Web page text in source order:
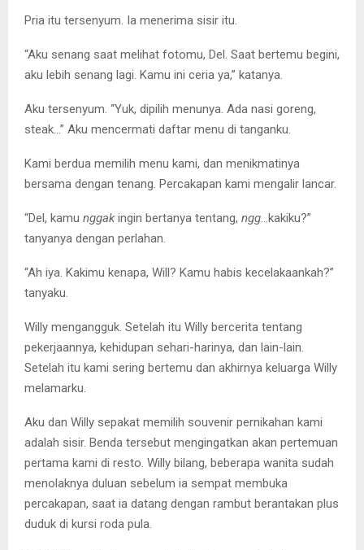
Pria itu tersenyum. Ia menerima sisir itu.
“Aku senang saat melihat fotomu, Del. Saat bertemu begini,
aku lebih senang lagi. Kamu ini ceria ya,” katanya.
Aku tersenyum. “Yuk, dipilih menunya. Ada nasi goreng,
steak…” Aku mencermati daftar menu di tanganku.
Kami berdua memilih menu kami, dan menikmatinya
bersama dengan tenang. Percakapan kami mengalir lancar.
“Del, kamu nggakingin bertanya tentang, ngg…kakiku?”
tanyanya dengan perlahan.
“Ah iya. Kakimu kenapa, Will? Kamu habis kecelakaankah?”
tanyaku.
Willy mengangguk. Setelah itu Willy bercerita tentang
pekerjaannya, kehidupan sehari-harinya, dan lain-lain.
Setelah itu kami sering bertemu dan akhirnya keluarga Willy
melamarku.
Aku dan Willy sepakat memilih souvenir pernikahan kami
adalah sisir. Benda tersebut mengingatkan akan pertemuan
pertama kami di resto. Willy bilang, beberapa wanita sudah
menolaknya duluan sebelum ia sempat membuka
percakapan, saat ia datang dengan rambut berantakan plus
duduk di kursi roda pula.